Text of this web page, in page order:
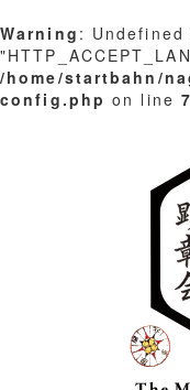
Warning :
/home/startbahn/
config.php on line